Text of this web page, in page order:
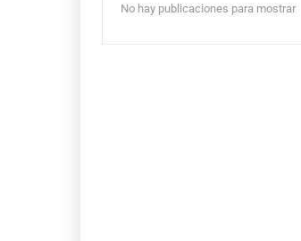
No hay publicaciones para mostrar